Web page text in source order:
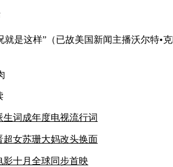
就是这样”（已故美国新闻主播沃尔特•
生词成年度电视流行词
超女苏珊大妈改头换面
影十月全球同步首映